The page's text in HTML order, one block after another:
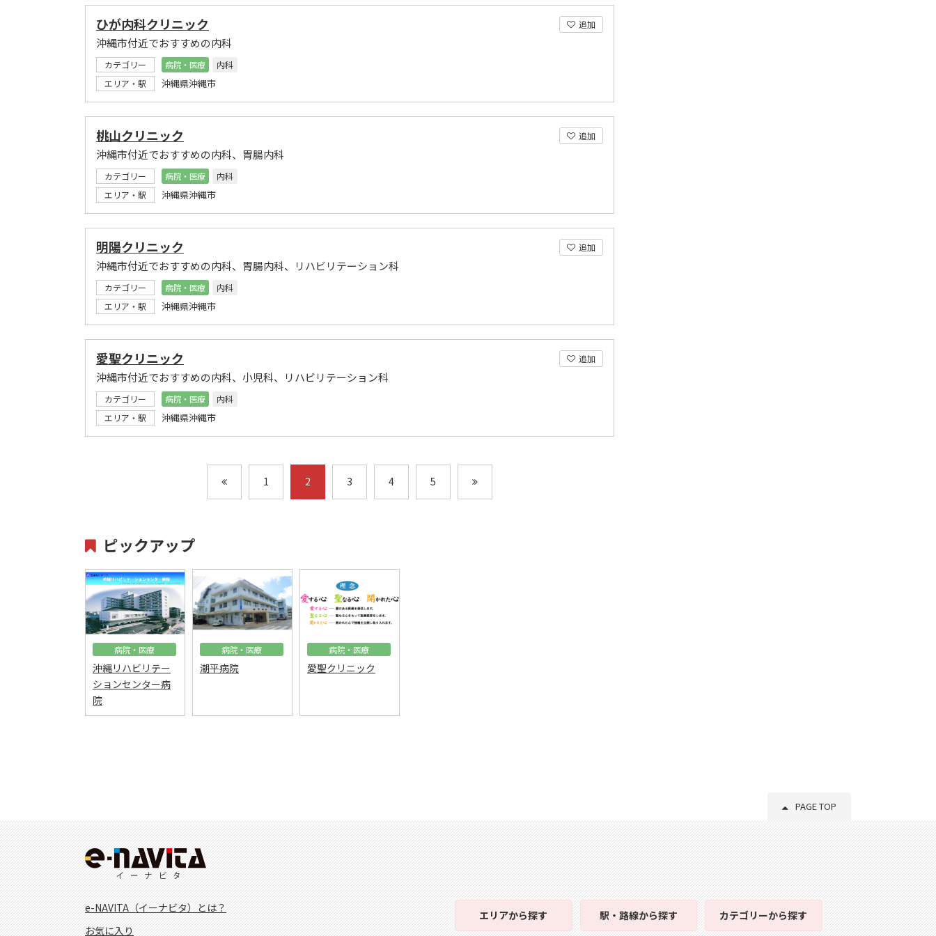
追加
ひが内科クリニック
沖縄市付近でおすすめの内科
カテゴリー 病院・医療
内科
エリア・駅
沖縄県沖縄市
追加
桃山クリニック
沖縄市付近でおすすめの内科、胃腸内科
カテゴリー 病院・医療
内科
エリア・駅
沖縄県沖縄市
追加
明陽クリニック
沖縄市付近でおすすめの内科、胃腸内科、リハビリテーション科
カテゴリー 病院・医療
内科
エリア・駅
沖縄県沖縄市
追加
愛聖クリニック
沖縄市付近でおすすめの内科、小児科、リハビリテーション科
カテゴリー 病院・医療
内科
エリア・駅
沖縄県沖縄市
1 2 3 4 5
ピックアップ
病院・医療
沖縄リハビリテー
ションセンター病
院
病院・医療
潮平病院
病院・医療
愛聖クリニック
PAGE TOP
e-NAVITA（イーナビタ）とは？
お気に入り
エリアから探す 駅・路線から探す カテゴリーから探す